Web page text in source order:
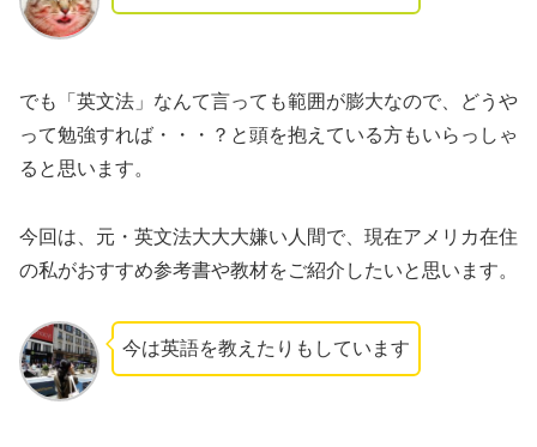
でも「英文法」なんて言っても範囲が膨大なので、どうや
って勉強すれば・・・？と頭を抱えている方もいらっしゃ
ると思います。
今回は、元・英文法大大大嫌い人間で、現在アメリカ在住
の私がおすすめ参考書や教材をご紹介したいと思います。
今は英語を教えたりもしています